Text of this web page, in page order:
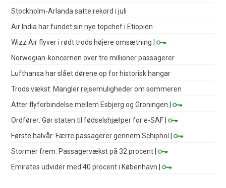
Stockholm-Arlanda satte rekord i juli
Air India har fundet sin nye topchef i Etiopien
Wizz Air flyver i rødt trods højere omsætning |
Norwegian-koncernen over tre millioner passagerer
Lufthansa har slået dørene op for historisk hangar
Trods vækst: Mangler rejsemuligheder om sommeren
Atter flyforbindelse mellem Esbjerg og Groningen |
Ordfører: Gør staten til fødselshjælper for e-SAF |
Første halvår: Færre passagerer gennem Schiphol
|
Stormer frem: Passagervækst på 32 procent |
Emirates udvider med 40 procent i København |